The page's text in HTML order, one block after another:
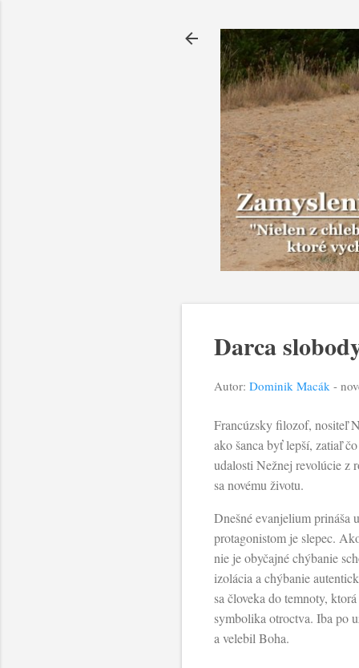
Darca
Autor: Dominik Macák -
Francúzsky filozof, nositeľ
ako šanca byť lepší, zatiaľ
udalosti Nežnej revolúcie z
sa novému životu.
Dnešné evanjelium prináša
protagonistom je slepec.
nie je obyčajné chýbanie
izolácia a chýbanie
sa človeka do temnoty,
symbolika otroctva. Iba po
a velebil Boha.